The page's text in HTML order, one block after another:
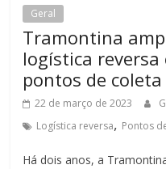
Geral
Tramontina
logística reversa
pontos de
22 de março de 2023
Logística reversa, Pontos
Há dois anos, a